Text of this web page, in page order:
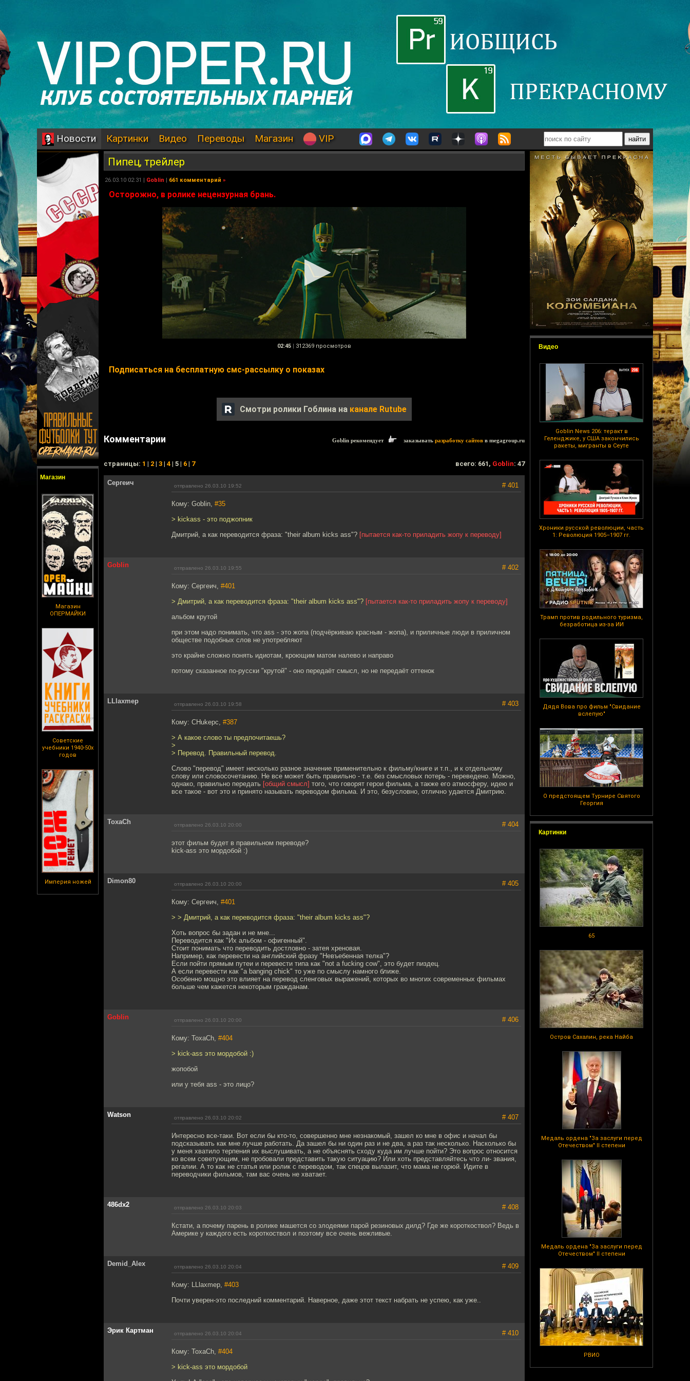
Новости Картинки Видео Переводы Магазин VIP
Магазин
Магазин
ОПЕРМАЙКИ
Советские
учебники 1940-50х
годов
Империя ножей
Видео
Goblin News 206: теракт в
Геленджике, у США закончились
ракеты, мигранты в Сеуте
Хроники русской революции, часть
1: Революция 1905–1907 гг.
Трамп против родильного туризма,
безработица из-за ИИ
Дядя Вова про фильм "Свидание
вслепую"
О предстоящем Турнире Святого
Георгия
Картинки
65
Остров Сахалин, река Найба
Медаль ордена "За заслуги перед
Отечеством" II степени
Медаль ордена "За заслуги перед
Отечеством" II степени
РВИО
Пипец, трейлер
26.03.10 02:31 | Goblin | 661 комментарий »
Осторожно, в ролике нецензурная брань.
02:45 | 312369 просмотров
Подписаться на бесплатную смс-рассылку о показах
Смотри ролики Гоблина на канале Rutube
Комментарии Goblin рекомендует заказывать разработку сайтов в megagroup.ru
cтраницы: 1 | 2 | 3 | 4 | 5 | 6 | 7 всего: 661, Goblin: 47
Сергеич отправлено 26.03.10 19:52 # 401
Кому: Goblin, #35
> kickass - это поджопник
Дмитрий, a как переводится фраза: "their album kicks ass"? [пытается как-то приладить жопу к переводу]
Goblin отправлено 26.03.10 19:55 # 402
Кому: Сергеич, #401
> Дмитрий, a как переводится фраза: "their album kicks ass"? [пытается как-то приладить жопу к переводу]
альбом крутой
при этом надо понимать, что ass - это жопа (подчёркиваю красным - жопа), и приличные люди в приличном
обществе подобных слов не употребляют
это крайне сложно понять идиотам, кроющим матом налево и направо
потому сказанное по-русски "крутой" - оно передаёт смысл, но не передаёт оттенок
LLlaxmep отправлено 26.03.10 19:58 # 403
Кому: CHukepc, #387
> А какое слово ты предпочитаешь?
>
> Перевод. Правильный перевод.
Слово "перевод" имеет несколько разное значение применительно к фильму/книге и т.п., и к отдельному
слову или словосочетанию. Не все может быть правильно - т.е. без смысловых потерь - переведено. Можно,
однако, правильно передать [общий смысл] того, что говорят герои фильма, а также его атмосферу, идею и
все такое - вот это и принято называть переводом фильма. И это, безусловно, отлично удается Дмитрию.
ToxaCh отправлено 26.03.10 20:00 # 404
этот фильм будет в правильном переводе?
kick-ass это мордобой :)
Dimon80 отправлено 26.03.10 20:00 # 405
Кому: Сергеич, #401
> > Дмитрий, a как переводится фраза: "their album kicks ass"?
Хоть вопрос бы задан и не мне...
Переводится как "Их альбом - офигенный".
Стоит понимать что переводить достловно - затея хреновая.
Например, как перевести на английский фразу "Невъебенная телка"?
Если пойти прямым путеи и перевести типа как "not a fucking cow", это будет пиздец.
А если перевести как "a banging chick" то уже по смыслу намного ближе.
Особенно мощно это влияет на перевод сленговых выражений, которых во многих современных фильмах
больше чем кажется некоторым гражданам.
Goblin отправлено 26.03.10 20:00 # 406
Кому: ToxaCh, #404
> kick-ass это мордобой :)
жопобой
или у тебя ass - это лицо?
Watson отправлено 26.03.10 20:02 # 407
Интересно все-таки. Вот если бы кто-то, совершенно мне незнакомый, зашел ко мне в офис и начал бы
подсказывать как мне лучше работать. Да зашел бы ни один раз и не два, а раз так несколько. Насколько бы
у меня хватило терпения их выслушивать, а не объяснять сходу куда им лучше пойти? Это вопрос относится
ко всем советующим, не пробовали представить такую ситуацию? Или хоть представляйтесь что ли- звания,
регалии. А то как не статья или ролик с переводом, так спецов вылазит, что мама не горюй. Идите в
переводчики фильмов, там вас очень не хватает.
486dx2 отправлено 26.03.10 20:03 # 408
Кстати, а почему парень в ролике машется со злодеями парой резиновых дилд? Где же короткоствол? Ведь в
Америке у каждого есть короткоствол и поэтому все очень вежливые.
Demid_Alex отправлено 26.03.10 20:04 # 409
Кому: LLlaxmep, #403
Почти уверен-это последний комментарий. Наверное, даже этот текст набрать не успею, как уже..
Эрик Картман отправлено 26.03.10 20:04 # 410
Кому: ToxaCh, #404
> kick-ass это мордобой